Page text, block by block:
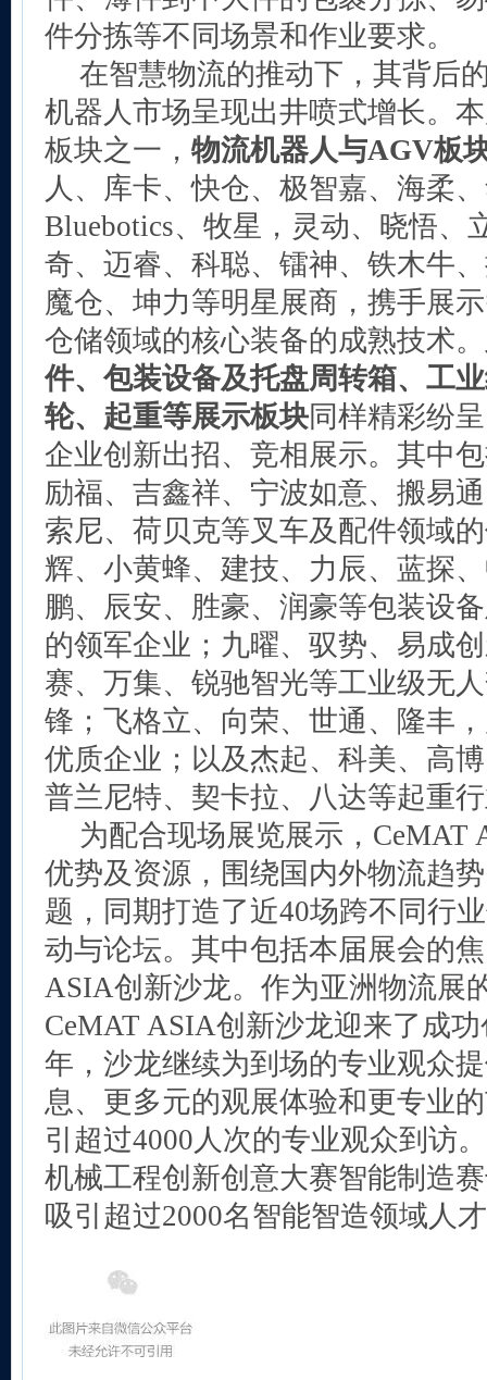
件分拣等不同场景和作业要求。
在智慧物流的推动下，其背后
机器人市场呈现出井喷式增长。
板块之一， 物流机器人与AGV板
人、库卡、快仓、极智嘉、海柔
Bluebotics、牧星，灵动、晓悟、
奇、迈睿、科聪、镭神、铁木牛
魔仓、坤力等明星展商，携手展
仓储领域的核心装备的成熟技术
件、包装设备及托盘周转箱、工
轮、起重等展示板块同样精彩纷
企业创新出招、竞相展示。其中
励福、吉鑫祥、宁波如意、搬易
索尼、荷贝克等叉车及配件领域
辉、小黄蜂、建技、力辰、蓝探
鹏、辰安、胜豪、润豪等包装设
的领军企业；九曜、驭势、易成
赛、万集、锐驰智光等工业级无
锋；飞格立、向荣、世通、隆丰
优质企业；以及杰起、科美、高
普兰尼特、契卡拉、八达等起重
为配合现场展览展示，CeMAT
优势及资源，围绕国内外物流趋
题，同期打造了近40场跨不同行
动与论坛。其中包括本届展会的
ASIA创新沙龙。作为亚洲物流展
CeMAT ASIA创新沙龙迎来了成
年，沙龙继续为到场的专业观众
息、更多元的观展体验和更专业
引超过4000人次的专业观众到访
机械工程创新创意大赛智能制造
吸引超过2000名智能智造领域人